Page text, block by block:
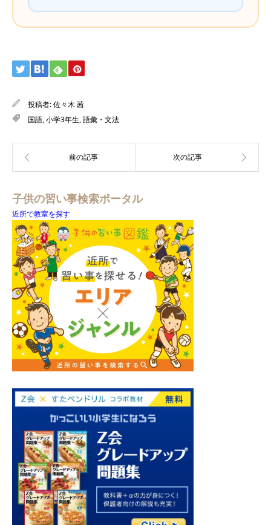
投稿者:佐々木 茜
国語,小学3年生,語彙・文法
子供の習い事検索ポータル
近所で教室を探す